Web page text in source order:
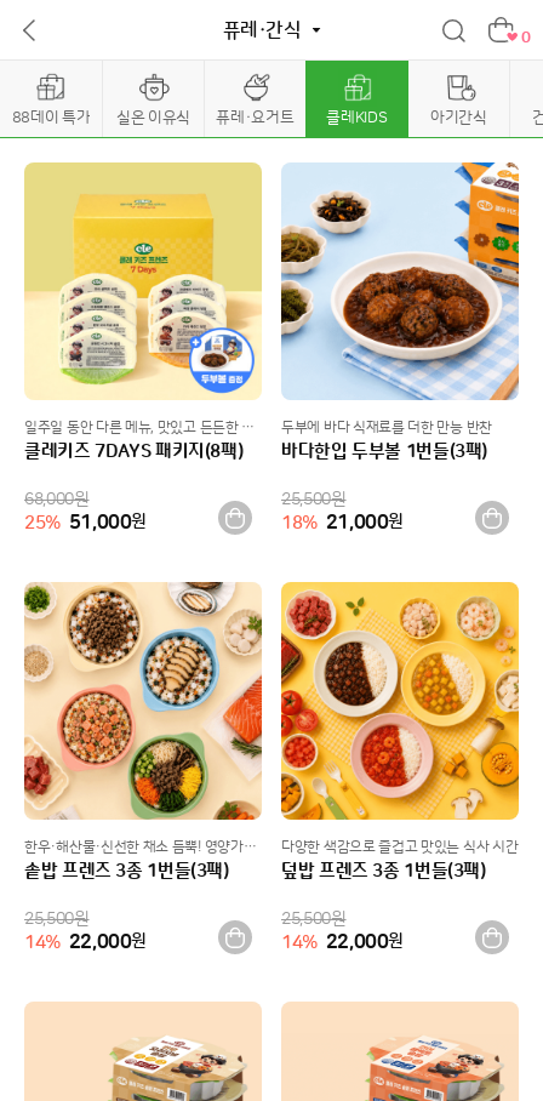
퓨레·간식 0
88데이 특가 실온 이유식 퓨레·요거트 클레KIDS 아기간식
일주일 동안 다른 메뉴, 맛있고 든든한 패키지
클레키즈 7DAYS 패키지(8팩)
68,000원
25% 51,000원
두부에 바다 식재료를 더한 만능 반찬
바다한입 두부볼 1번들(3팩)
25,500원
18% 21,000원
한우·해산물·신선한 채소 듬뿍! 영양가득 솥밥
솥밥 프렌즈 3종 1번들(3팩)
25,500원
14% 22,000원
다양한 색감으로 즐겁고 맛있는 식사 시간
덮밥 프렌즈 3종 1번들(3팩)
25,500원
14% 22,000원